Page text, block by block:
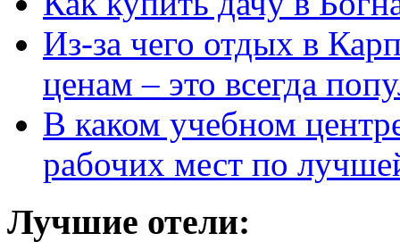
Из-за чего отдых в
ценам – это всегда
В каком учебном
рабочих мест по
Лучшие отели: